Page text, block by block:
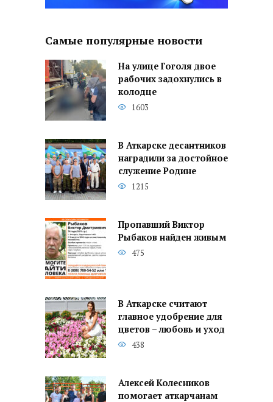
Самые популярные новости
На улице Гоголя двое
рабочих задохнулись в
колодце
1603
В Аткарске десантников
наградили за достойное
служение Родине
1215
Пропавший Виктор
Рыбаков найден живым
475
В Аткарске считают
главное удобрение для
цветов – любовь и уход
438
Алексей Колесников
помогает аткарчанам